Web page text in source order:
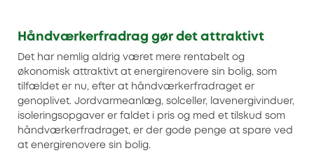
Håndværkerfradrag gør det attraktivt
Det har nemlig aldrig været mere rentabelt og
økonomisk attraktivt at energirenovere sin bolig, som
tilfældet er nu, efter at håndværkerfradraget er
genoplivet. Jordvarmeanlæg, solceller, lavenergivinduer,
isoleringsopgaver er faldet i pris og med et tilskud som
håndværkerfradraget, er der gode penge at spare ved
at energirenovere sin bolig.